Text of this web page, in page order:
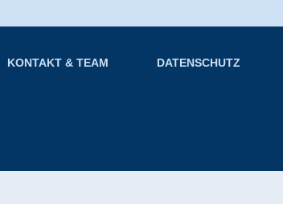
KONTAKT & TEAM DATENSCHUTZ